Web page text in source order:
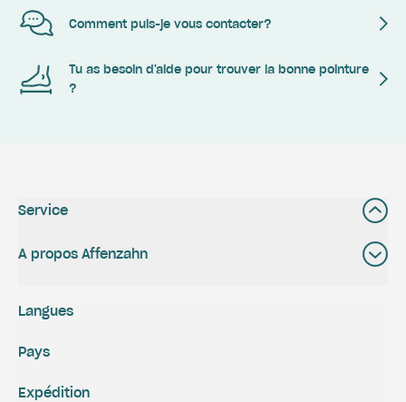
Comment puis-je vous contacter?
Tu as besoin d'aide pour trouver la bonne pointure
?
Service
A propos Affenzahn
Expédition
Langues
Pays